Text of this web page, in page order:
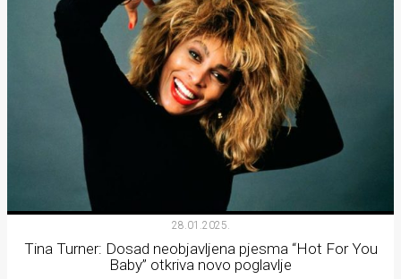
28.01.2025.
Tina Turner: Dosad neobjavljena pjesma “Hot For You
Baby” otkriva novo poglavlje